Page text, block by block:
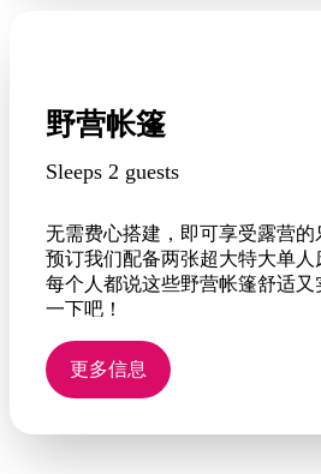
野营帐篷
Sleeps 2 guests
无需费心搭建，即可享受露营的
预订我们配备两张超大特大单人
每个人都说这些野营帐篷舒适
一下吧！
要一些电源插座，请携带电源适
更多信息